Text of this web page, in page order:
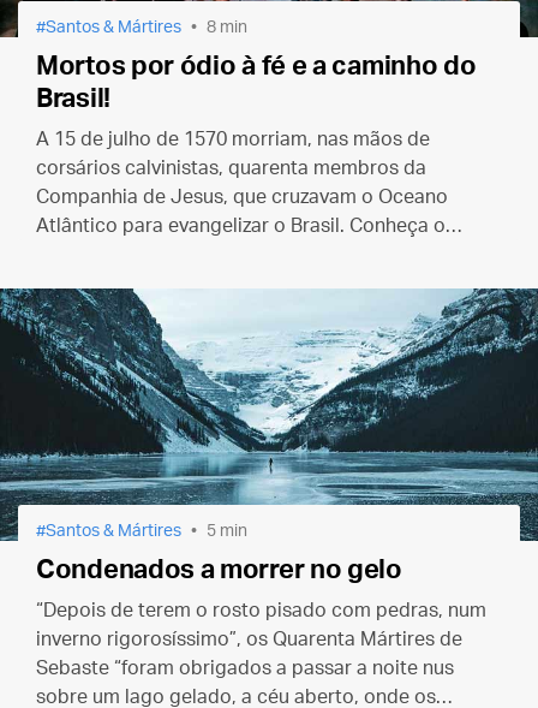
Santos & Mártires 8 min
Mortos por ódio à fé e a caminho do
Brasil!
A 15 de julho de 1570 morriam, nas mãos de
corsários calvinistas, quarenta membros da
Companhia de Jesus, que cruzavam o Oceano
Atlântico para evangelizar o Brasil. Conheça o
Santos & Mártires 5 min
Condenados a morrer no gelo
“Depois de terem o rosto pisado com pedras, num
inverno rigorosíssimo”, os Quarenta Mártires de
Sebaste “foram obrigados a passar a noite nus
sobre um lago gelado, a céu aberto, onde os